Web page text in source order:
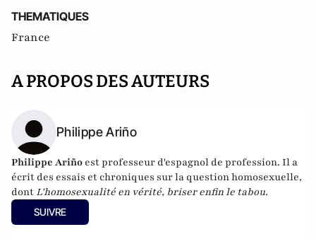
THEMATIQUES
France
A PROPOS DES AUTEURS
Philippe Ariño
Philippe Ariño est professeur d'espagnol de profession. Il a
écrit des essais et chroniques sur la question homosexuelle,
dont L'homosexualité en vérité, briser enfin le tabou.
SUIVRE